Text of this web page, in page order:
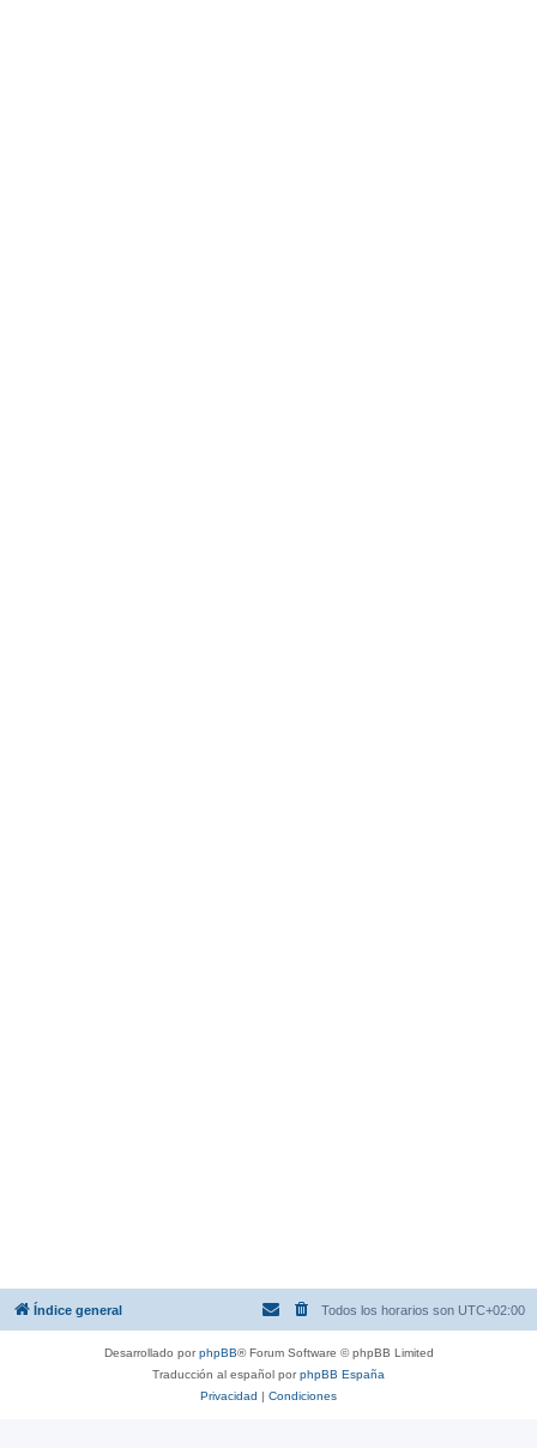
Índice general Todos los horarios son UTC+02:00
Desarrollado porphpBB® Forum Software © phpBB Limited
Traducción al español porphpBB España
Privacidad | Condiciones